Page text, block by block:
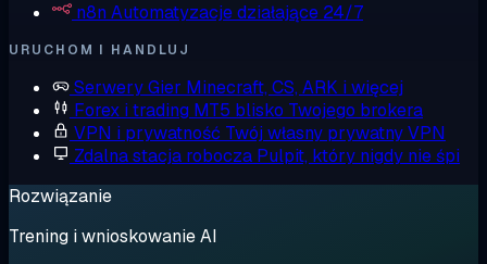
n8n Automatyzacje działające 24/7
URUCHOM I HANDLUJ
Serwery Gier Minecraft, CS, ARK i więcej
Forex i trading MT5 blisko Twojego brokera
VPN i prywatność Twój własny prywatny VPN
Zdalna stacja robocza Pulpit, który nigdy nie śpi
Rozwiązanie
Trening i wnioskowanie AI